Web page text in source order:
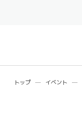
トップ イベント